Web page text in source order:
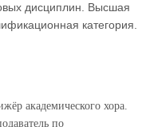
дисциплин. Высшая
категория.
академического хора.
по